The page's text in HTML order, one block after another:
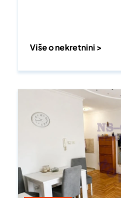
Više o nekretnini >